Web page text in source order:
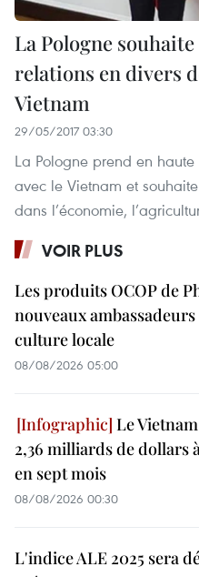
La Pologne
relations en divers
Vietnam
29/05/2017 03:30
La Pologne prend en
avec le Vietnam et
dans l’économie,
VOIR PLUS
Les produits OCOP de
nouveaux ambassadeurs
culture locale
08/08/2026 05:00
Le
2,36 milliards de dollars
en sept mois
08/08/2026 00:30
L'indice ALE 2025 sera